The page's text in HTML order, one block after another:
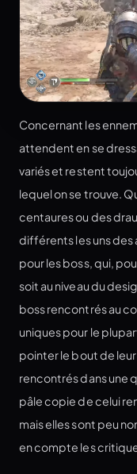
Concernant les
attendent en se
variés et restent
lequel on se trouve.
centaures ou des
différents les uns des
pour les boss, qui,
soit au niveau du
boss rencontrés au
uniques pour le
pointer le bout de
rencontrés dans une
pâle copie de celui
mais elles sont peu
en compte les